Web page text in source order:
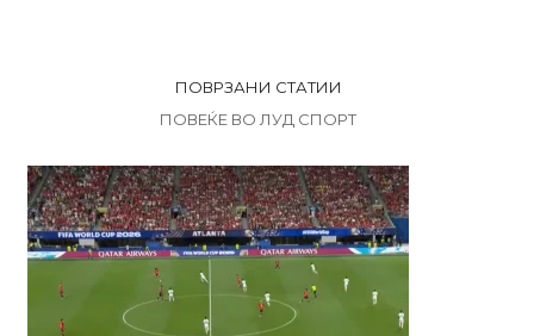
ПОВРЗАНИ СТАТИИ
ПОВЕЌЕ ВО ЛУД СПОРТ